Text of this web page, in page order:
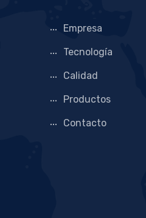
Empresa
Tecnología
Calidad
Productos
Contacto